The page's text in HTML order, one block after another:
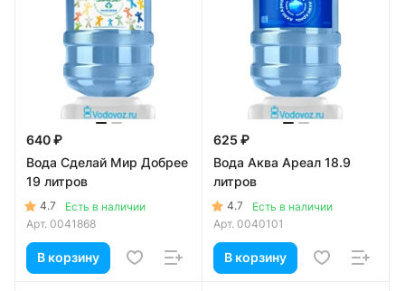
640 ₽
Вода Сделай Мир Добрее
19 литров
4.7
Есть в наличии
Арт. 0041868
В корзину
625 ₽
Вода Аква Ареал 18.9
литров
4.7
Есть в наличии
Арт. 0040101
В корзину